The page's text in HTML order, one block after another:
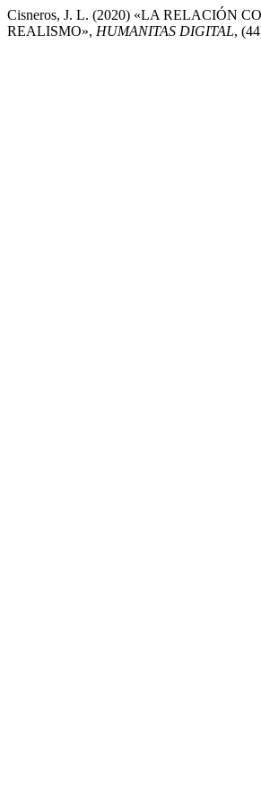
Cisneros, J. L. (2020) «LA RELACIÓN
REALISMO», HUMANITAS DIGITAL,